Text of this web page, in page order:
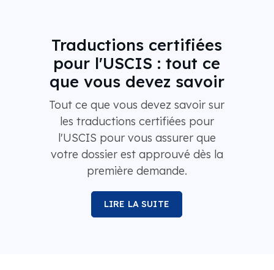
Traductions certifiées
pour l'USCIS : tout ce
que vous devez savoir
Tout ce que vous devez savoir sur
les traductions certifiées pour
l'USCIS pour vous assurer que
votre dossier est approuvé dès la
première demande.
LIRE LA SUITE